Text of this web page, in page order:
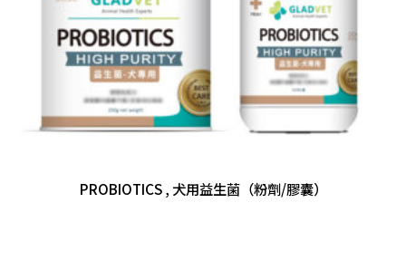
PROBIOTICS , 犬用益生菌（粉劑/膠囊）